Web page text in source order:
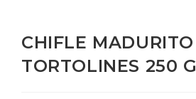
CHIFLE MADURITO
TORTOLINES 250 G